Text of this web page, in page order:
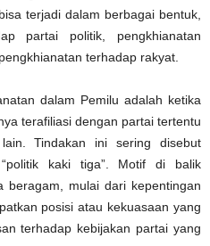
terjadi dalam berbagai bentuk,
partai politik, pengkhianatan
terhadap rakyat.
dalam Pemilu adalah ketika
terafiliasi dengan partai tertentu
Tindakan ini sering disebut
kaki tiga”. Motif di balik
beragam, mulai dari kepentingan
posisi atau kekuasaan yang
terhadap kebijakan partai yang